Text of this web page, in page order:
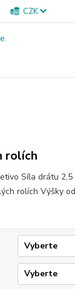
CZK
rolích
Síla drátu
rolích Výšky